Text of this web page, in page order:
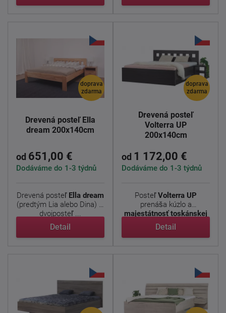
doprava
zdarma
Drevená posteľ Ella
dream 200x140cm
od 651,00 €
Dodáváme do 1-3 týdnů
Drevená posteľ Ella dream
(predtým Lia alebo Dina) je
dvojposteľ ...
Detail
doprava
zdarma
Drevená posteľ
Volterra UP
200x140cm
od 1 172,00 €
Dodáváme do 1-3 týdnů
PosteľVolterra UP
prenáša kúzlo a
majestátnosť toskánskej
...
Detail